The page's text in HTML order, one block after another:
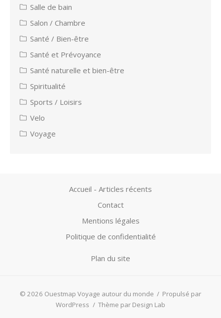
Salle de bain
Salon / Chambre
Santé / Bien-être
Santé et Prévoyance
Santé naturelle et bien-être
Spiritualité
Sports / Loisirs
Velo
Voyage
Accueil - Articles récents
Contact
Mentions légales
Politique de confidentialité
Plan du site
© 2026 Ouestmap Voyage autour du monde / Propulsé par
WordPress / Thème par Design Lab